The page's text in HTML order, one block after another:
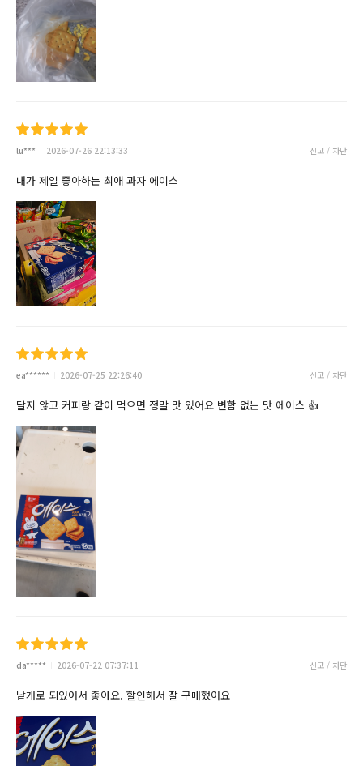
lu*** 2026-07-26 22:13:33 신고 / 차단
내가 제일 좋아하는 최애 과자 에이스
ea****** 2026-07-25 22:26:40 신고 / 차단
달지 않고 커피랑 같이 먹으면 정말 맛 있어요 변함 없는 맛 에이스 👍
da***** 2026-07-22 07:37:11 신고 / 차단
낱개로 되있어서 좋아요. 할인해서 잘 구매했어요